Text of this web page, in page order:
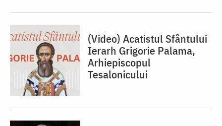
(Video) Acatistul Sfântului
Ierarh Grigorie Palama,
Arhiepiscopul
Tesalonicului